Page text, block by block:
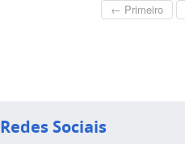
← Primeiro
Redes Sociais